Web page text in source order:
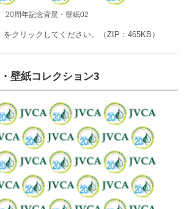
20周年記念背景・壁紙02
をクリックしてください。（ZIP：465KB）
壁紙コレクション3